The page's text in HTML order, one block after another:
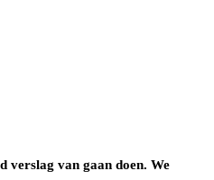
verslag van gaan doen. We